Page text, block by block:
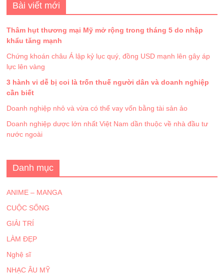
Bài viết mới
Thâm hụt thương mại Mỹ mở rộng trong tháng 5 do nhập
khẩu tăng mạnh
Chứng khoán châu Á lập kỷ lục quý, đồng USD mạnh lên gây áp
lực lên vàng
3 hành vi dễ bị coi là trốn thuế người dân và doanh nghiệp
cần biết
Doanh nghiệp nhỏ và vừa có thể vay vốn bằng tài sản ảo
Doanh nghiệp dược lớn nhất Việt Nam dần thuộc về nhà đầu tư
nước ngoài
Danh mục
ANIME – MANGA
CUỘC SỐNG
GIẢI TRÍ
LÀM ĐẸP
Nghệ sĩ
NHẠC ÂU MỸ